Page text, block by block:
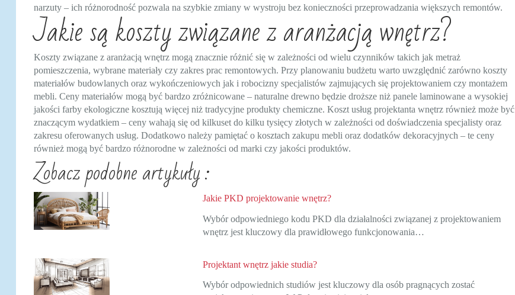
narzuty – ich różnorodność pozwala na szybkie zmiany w wystroju bez konieczności przeprowadzania większych remontów.
Jakie są koszty związane z aranżacją wnętrz?
Koszty związane z aranżacją wnętrz mogą znacznie różnić się w zależności od wielu czynników takich jak metraż
pomieszczenia, wybrane materiały czy zakres prac remontowych. Przy planowaniu budżetu warto uwzględnić zarówno koszty
materiałów budowlanych oraz wykończeniowych jak i robocizny specjalistów zajmujących się projektowaniem czy montażem
mebli. Ceny materiałów mogą być bardzo zróżnicowane – naturalne drewno będzie droższe niż panele laminowane a wysokiej
jakości farby ekologiczne kosztują więcej niż tradycyjne produkty chemiczne. Koszt usług projektanta wnętrz również może być
znaczącym wydatkiem – ceny wahają się od kilkuset do kilku tysięcy złotych w zależności od doświadczenia specjalisty oraz
zakresu oferowanych usług. Dodatkowo należy pamiętać o kosztach zakupu mebli oraz dodatków dekoracyjnych – te ceny
również mogą być bardzo różnorodne w zależności od marki czy jakości produktów.
Zobacz podobne artykuły :
Jakie PKD projektowanie wnętrz?
Wybór odpowiedniego kodu PKD dla działalności związanej z projektowaniem
wnętrz jest kluczowy dla prawidłowego funkcjonowania…
Projektant wnętrz jakie studia?
Wybór odpowiednich studiów jest kluczowy dla osób pragnących zostać